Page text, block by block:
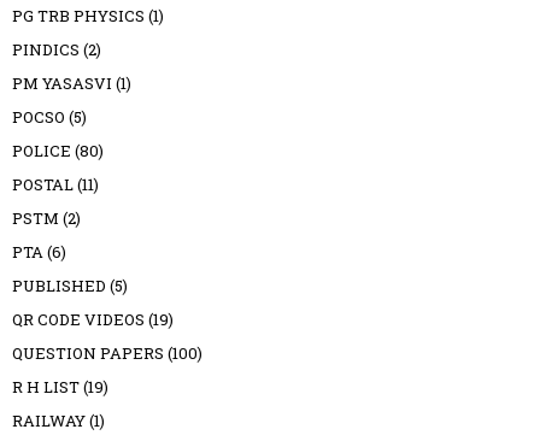
PG TRB PHYSICS (1)
PINDICS (2)
PM YASASVI (1)
POCSO (5)
POLICE (80)
POSTAL(11)
PSTM (2)
PTA(6)
PUBLISHED (5)
QR CODE VIDEOS (19)
QUESTION PAPERS (100)
R H LIST(19)
RAILWAY(1)